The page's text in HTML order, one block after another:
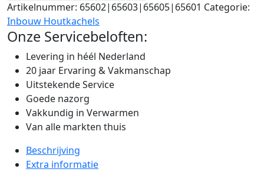
Artikelnummer: 65602|65603|65605|65601 Categorie:
Inbouw Houtkachels
Onze Servicebeloften:
Levering in héél Nederland
20 jaar Ervaring & Vakmanschap
Uitstekende Service
Goede nazorg
Vakkundig in Verwarmen
Van alle markten thuis
Beschrijving
Extra informatie